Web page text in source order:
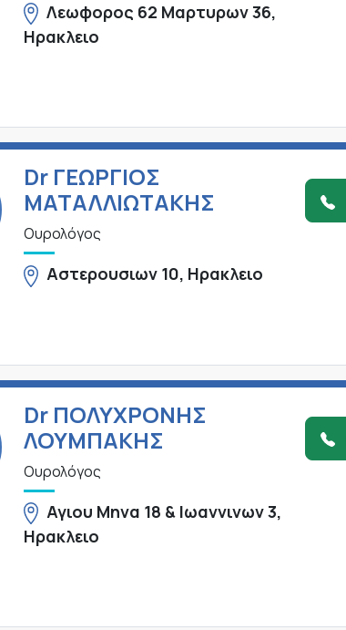
Λεωφορος 62 Μαρτυρων 36,
Ηρακλειο
Dr ΓΕΩΡΓΙΟΣ
ΜΑΤΑΛΛΙΩΤΑΚΗΣ
Ουρολόγος
Αστερουσιων 10, Ηρακλειο
Dr ΠΟΛΥΧΡΟΝΗΣ
ΛΟΥΜΠΑΚΗΣ
Ουρολόγος
Αγιου Μηνα 18 & Ιωαννινων 3,
Ηρακλειο